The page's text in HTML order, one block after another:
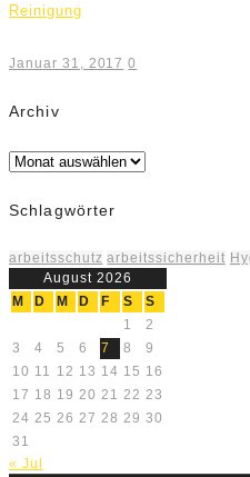
Reinigung
Januar 31, 2017 0
Archiv
Archiv
Schlagwörter
arbeitsschutz arbeitssicherheit
August 2026
M
D M D F S
S
1
2
3
4 5 6 7 8
9
10 11 12 13 14 15 16
17 18 19 20 21 22 23
24 25 26 27 28 29 30
31
« Jul